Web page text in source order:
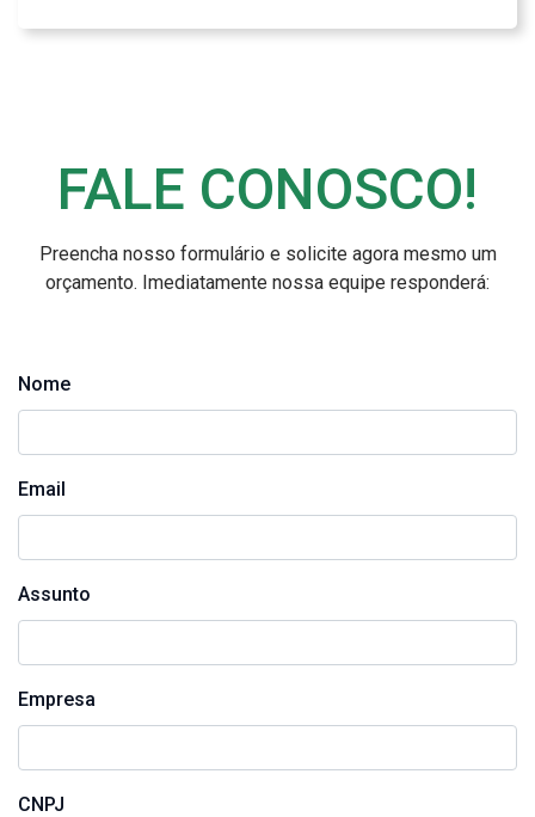
FALE CONOSCO!
Preencha nosso formulário e solicite agora mesmo um
orçamento. Imediatamente nossa equipe responderá:
Nome
Email
Assunto
Empresa
CNPJ